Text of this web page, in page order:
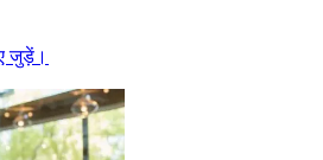
जुड़ें।​​